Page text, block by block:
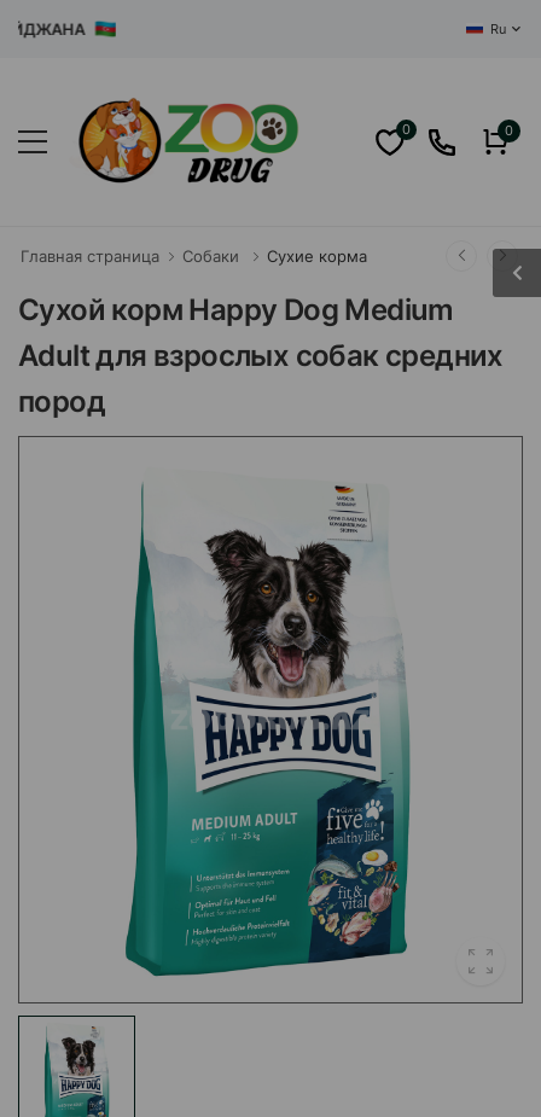
Ru
0 0
Главная страница Собаки Сухие корма
Сухой корм Happy Dog Medium
Adult для взрослых собак средних
пород